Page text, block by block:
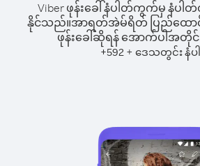
Viber ဖုန်းခေါ်နံပါတ်ကွက်မှ နံပါ
နိုင်သည်။အာရတ်အဲမ်ရိတ် ပြည်ထောင်
ဖုန်းခေါ်ဆိုရန် အောက်ပါအတိုင်း
+592+ ဒေသတွင်း နံပ